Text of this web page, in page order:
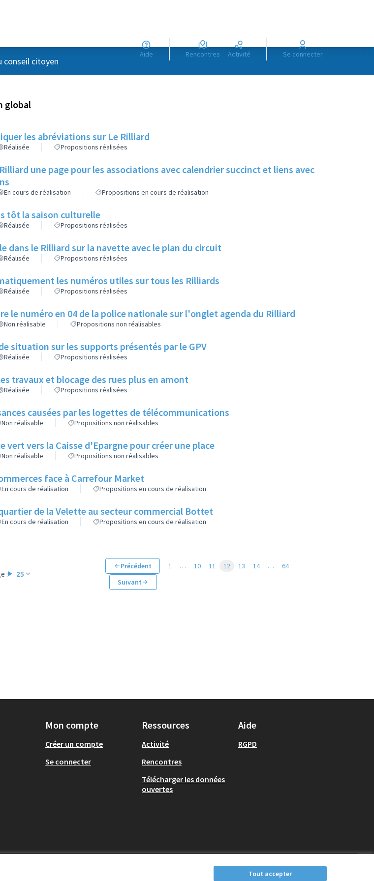
Tout accepter
Aide Rencontres Activité Se connecter
conseil citoyen
global
les abréviations sur Le Rilliard
Réalisée Propositions réalisées
une page pour les associations avec calendrier succinct et liens avec
En cours de réalisation Propositions en cours de réalisation
tôt la saison culturelle
Réalisée Propositions réalisées
dans le Rilliard sur la navette avec le plan du circuit
Réalisée Propositions réalisées
les numéros utiles sur tous les Rilliards
Réalisée Propositions réalisées
le numéro en 04 de la police nationale sur l'onglet agenda du Rilliard
Non réalisable Propositions non réalisables
situation sur les supports présentés par le GPV
Réalisée Propositions réalisées
travaux et blocage des rues plus en amont
Réalisée Propositions réalisées
causées par les logettes de télécommunications
Non réalisable Propositions non réalisables
vert vers la Caisse d'Epargne pour créer une place
Non réalisable Propositions non réalisables
face à Carrefour Market
En cours de réalisation Propositions en cours de réalisation
de la Velette au secteur commercial Bottet
En cours de réalisation Propositions en cours de réalisation
: 25
Précédent 1 … 10 11 12 13 14 …
64
Suivant
Mon compte
Créer un compte
Se connecter
Ressources
Activité
Rencontres
Télécharger les données
ouvertes
Aide
RGPD